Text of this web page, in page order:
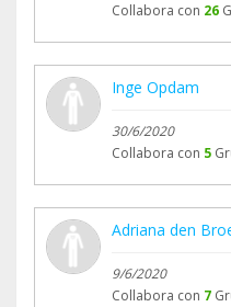
Collabora con 26
Inge Opdam
30/6/2020
Collabora con 5
Adriana den
9/6/2020
Collabora con 7